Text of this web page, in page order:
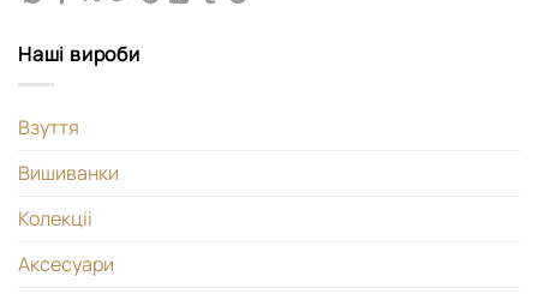
Наші вироби
Взуття
Вишиванки
Колекціі
Аксесуари